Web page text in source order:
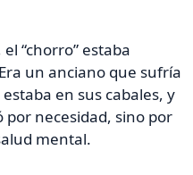
“chorro” estaba
un anciano que sufría
en sus cabales, y
necesidad, sino por
mental.